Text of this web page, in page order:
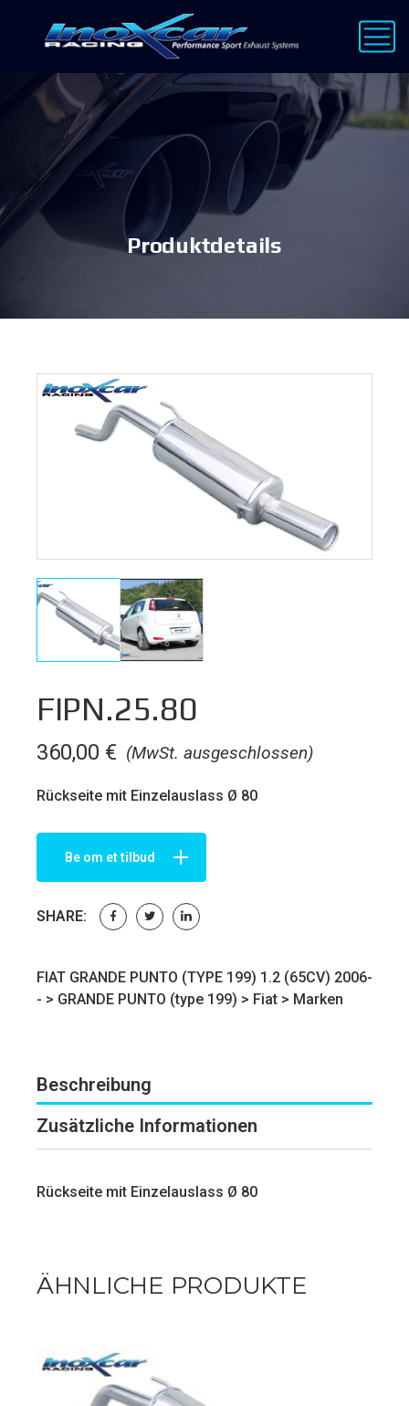
Produktdetails
FIPN.25.80
(MwSt. ausgeschlossen)
360,00 €
Rückseite mit Einzelauslass Ø 80
Be om et tilbud
SHARE:
FIAT GRANDE PUNTO (TYPE 199) 1.2 (65CV) 2006-
- > GRANDE PUNTO (type 199) > Fiat > Marken
Beschreibung
Zusätzliche Informationen
Rückseite mit Einzelauslass Ø 80
ÄHNLICHE PRODUKTE